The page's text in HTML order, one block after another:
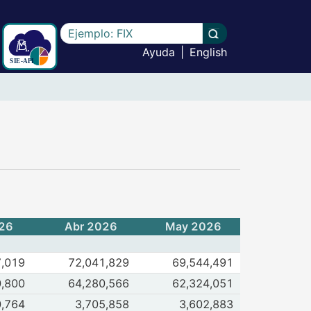
Escriba el texto a buscar
Llevar a cabo la
Ayuda
English
Abr 2026
May 2026
TotalMay 202672,041,829 69,544,491
AméricaMay 202664,280,566 62,324,051
EuropaMay 20263,705,858 3,602,883